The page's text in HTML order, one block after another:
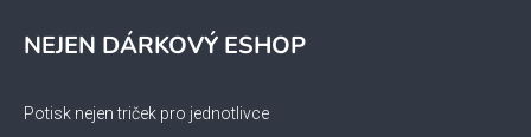
NEJEN DÁRKOVÝ ESHOP
Potisk nejen triček pro jednotlivce